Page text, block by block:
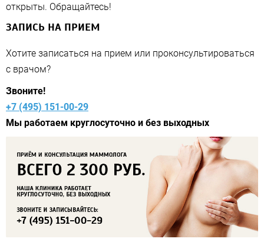
открыты. Обращайтесь!
ЗАПИСЬ НА ПРИЕМ
Хотите записаться на прием или проконсультироваться
с врачом?
Звоните!
+7 (495) 151-00-29
Мы работаем круглосуточно и без выходных